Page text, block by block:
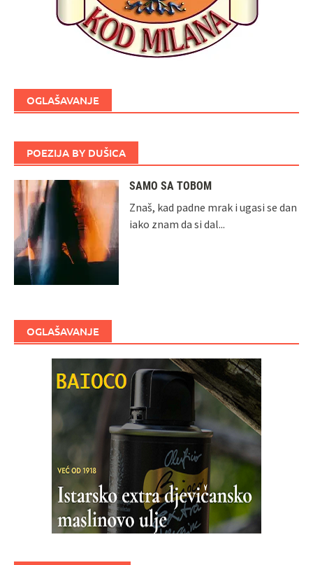
OGLAŠAVANJE
POEZIJA BY DUŠICA
SAMO SA TOBOM
Znaš, kad padne mrak i ugasi se dan
iako znam da si dal...
OGLAŠAVANJE